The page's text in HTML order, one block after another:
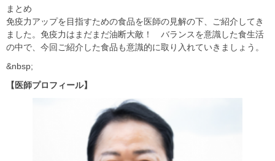
まとめ
免疫力アップを目指すための食品を医師の見解の下、ご紹介してき
ました。免疫力はまだまだ油断大敵！ バランスを意識した食生活
の中で、今回ご紹介した食品も意識的に取り入れていきましょう。
&nbsp;
【医師プロフィール】